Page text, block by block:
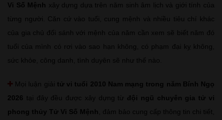
Vi Số Mệnh
xây dựng dựa trên năm sinh âm lịch và giới tính của
từng người. Căn cứ vào tuổi, cung mệnh và nhiều tiêu chí khác
của gia chủ đối sánh với mệnh của năm cần xem sẽ biết năm đó
tuổi của mình có rơi vào sao hạn không, có phạm đại kỵ không,
sức khỏe, công danh, tình duyên sẽ như thế nào.
Mọi luận giải tử vi tuổi 2010 Nam mạng trong năm Bính Ngọ
2026 tại đây đều được xây dựng từ đội ngũ chuyên gia tử vi
phong thủy Tử Vi Số Mệnh
, đảm bảo cung cấp thông tin chi tiết,